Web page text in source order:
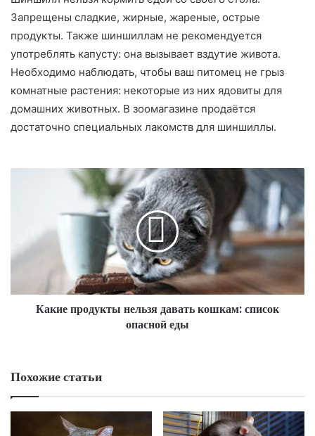
Запрещены сладкие, жирные, жареные, острые
продукты. Также шиншиллам не рекомендуется
употреблять капусту: она вызывает вздутие живота.
Необходимо наблюдать, чтобы ваш питомец не грыз
комнатные растения: некоторые из них ядовиты для
домашних животных. В зоомагазине продаётся
достаточно специальных лакомств для шиншиллы.
Какие продукты нельзя давать кошкам: список
опасной еды
Похожие статьи